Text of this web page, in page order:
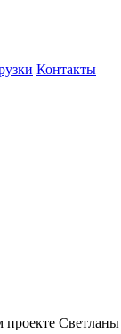
Контакты
проекте Светланы